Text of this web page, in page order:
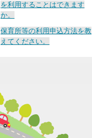
を利用することはできます
か。
保育所等の利用申込方法を教
えてください。